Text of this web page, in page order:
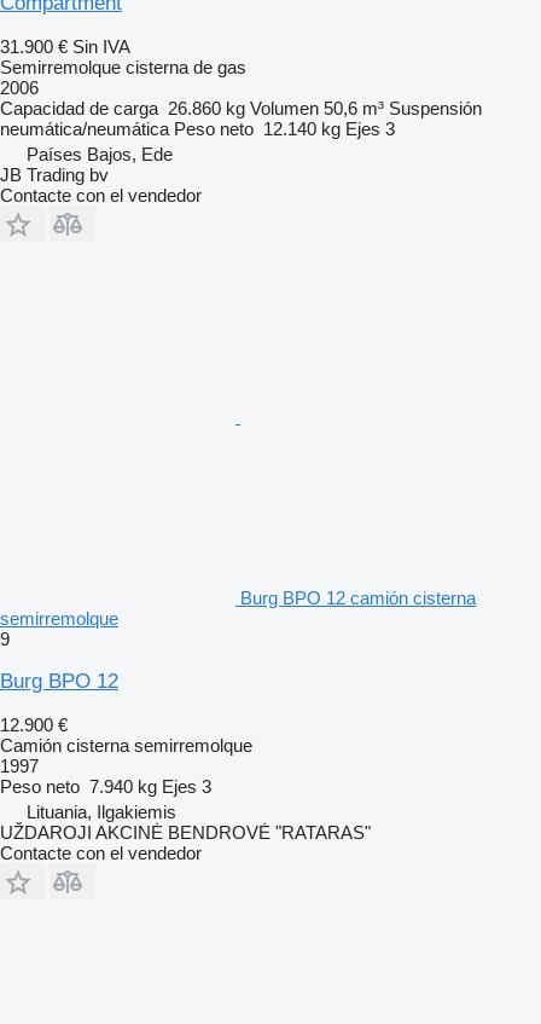
31.900 € Sin IVA
Semirremolque cisterna de gas
2006
Capacidad de carga 26.860 kg Volumen 50,6 m³ Suspensión
neumática/neumática Peso neto 12.140 kg Ejes 3
Países Bajos, Ede
JB Trading bv
Contacte con el vendedor
Burg BPO 12 camión cisterna
semirremolque
9
Burg BPO 12
12.900 €
Camión cisterna semirremolque
1997
Peso neto 7.940 kg Ejes 3
Lituania, Ilgakiemis
UŽDAROJI AKCINĖ BENDROVĖ "RATARAS"
Contacte con el vendedor